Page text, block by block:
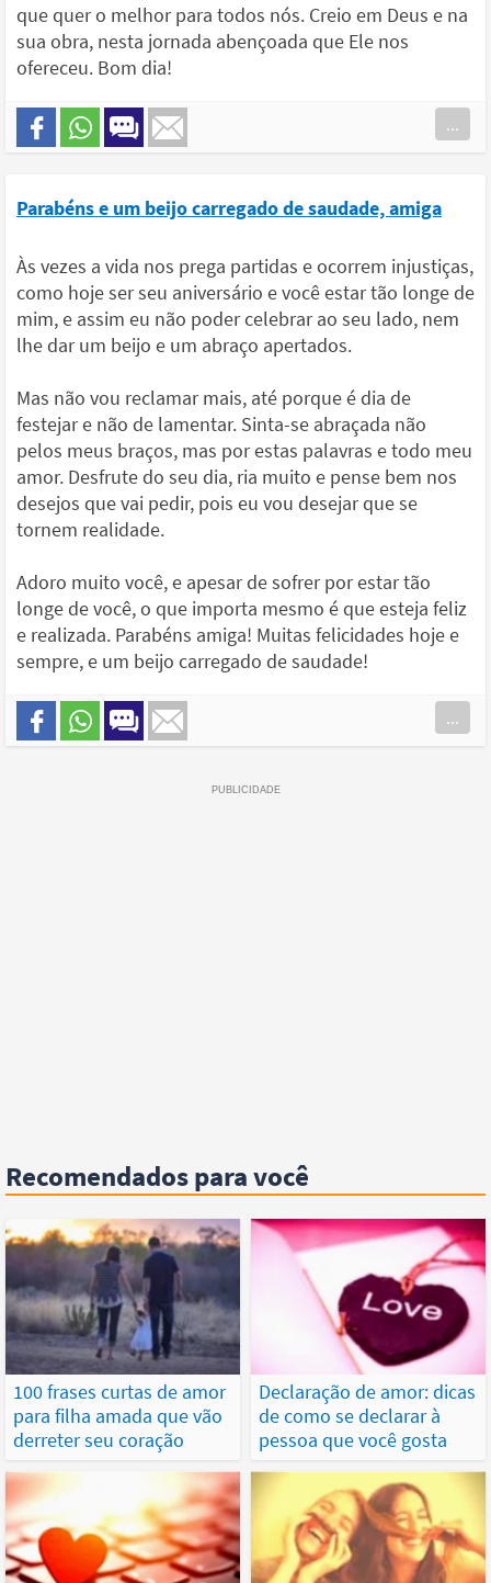
que quer o melhor para todos nós. Creio em Deus e na
sua obra, nesta jornada abençoada que Ele nos
ofereceu. Bom dia!
...
Parabéns e um beijo carregado de saudade, amiga
Às vezes a vida nos prega partidas e ocorrem injustiças,
como hoje ser seu aniversário e você estar tão longe de
mim, e assim eu não poder celebrar ao seu lado, nem
lhe dar um beijo e um abraço apertados.
Mas não vou reclamar mais, até porque é dia de
festejar e não de lamentar. Sinta-se abraçada não
pelos meus braços, mas por estas palavras e todo meu
amor. Desfrute do seu dia, ria muito e pense bem nos
desejos que vai pedir, pois eu vou desejar que se
tornem realidade.
Adoro muito você, e apesar de sofrer por estar tão
longe de você, o que importa mesmo é que esteja feliz
e realizada. Parabéns amiga! Muitas felicidades hoje e
sempre, e um beijo carregado de saudade!
...
Recomendados para você
100 frases curtas de amor
para filha amada que vão
derreter seu coração
Declaração de amor: dicas
de como se declarar à
pessoa que você gosta